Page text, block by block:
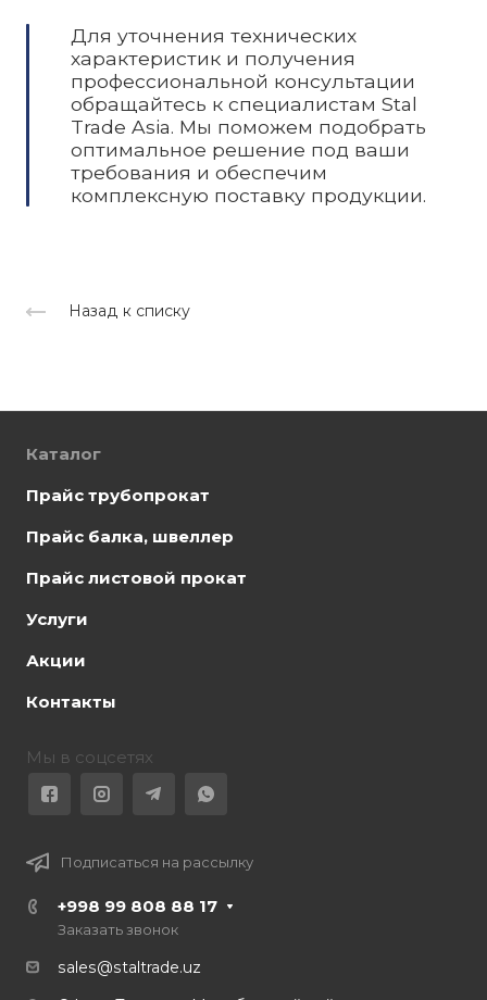
Для уточнения технических
характеристик и получения
профессиональной консультации
обращайтесь к специалистам Stal
Trade Asia. Мы поможем подобрать
оптимальное решение под ваши
требования и обеспечим
комплексную поставку продукции.
Назад к списку
Каталог
Прайс трубопрокат
Прайс балка, швеллер
Прайс листовой прокат
Услуги
Акции
Контакты
Мы в соцсетях
Подписаться на рассылку
+998 99 808 88 17
Заказать звонок
sales@staltrade.uz